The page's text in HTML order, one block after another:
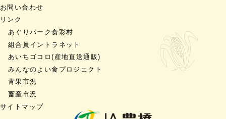
お問い合わせ
リンク
あぐりパーク食彩村
組合員イントラネット
あいちゴコロ(産地直送通販)
みんなのよい食プロジェクト
青果市況
畜産市況
サイトマップ